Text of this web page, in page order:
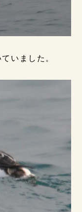
いました。